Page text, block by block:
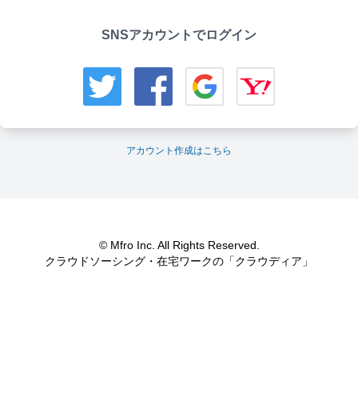
SNSアカウントでログイン
アカウント作成はこちら
© Mfro Inc. All Rights Reserved.
クラウドソーシング・在宅ワークの「クラウディア」